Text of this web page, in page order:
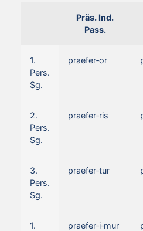
Präs. Ind.
Pass.
1.
Pers.
Sg.
praefer‑or
2.
Pers.
Sg.
praefer‑ris
3.
Pers.
Sg.
praefer‑tur
1.
praefer‑i‑mur